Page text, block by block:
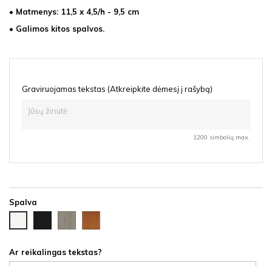
• Matmenys: 11,5 x 4,5/h - 9,5 cm
• Galimos kitos spalvos.
Graviruojamas tekstas (Atkreipkite dėmesį į rašybą)
1200 simbolių max.
Spalva
HDF
HDF
latte
HDF
Ar reikalingas tekstas?